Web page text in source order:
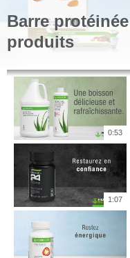
Barre
produits
0:53
1:07